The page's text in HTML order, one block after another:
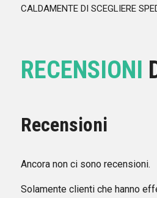
CALDAMENTE DI SCEGLIERE
RECENSIONI
Recensioni
Ancora non ci sono recensioni.
Solamente clienti che hanno